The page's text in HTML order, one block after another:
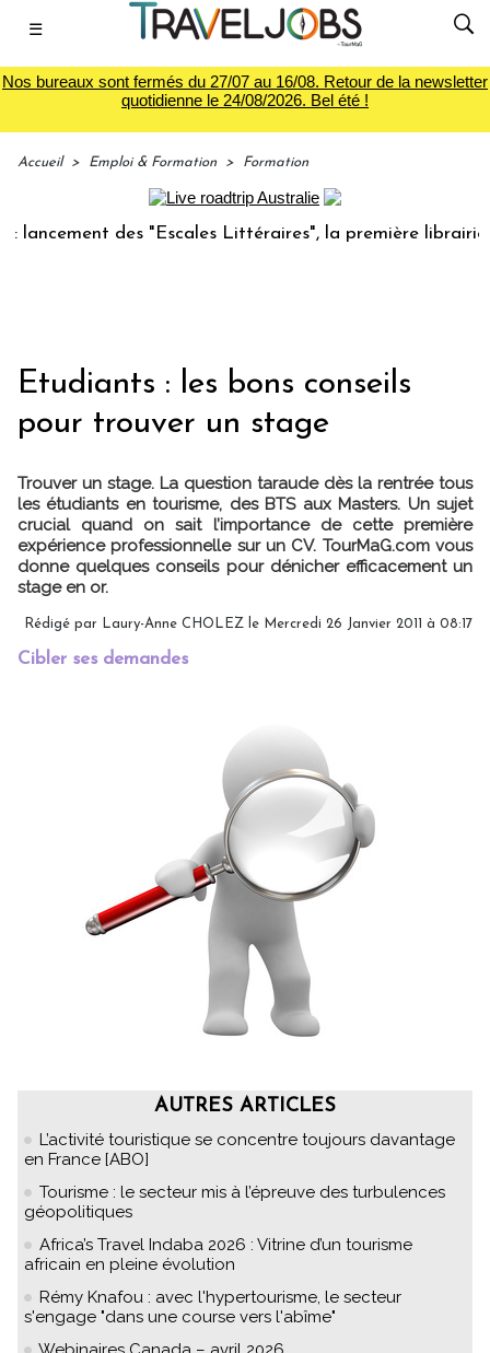
☰
Nos bureaux sont fermés du 27/07 au 16/08. Retour de la newsletter
quotidienne le 24/08/2026. Bel été !
Accueil > Emploi & Formation > Formation
des "Escales Littéraires", la première librairie du
Etudiants : les bons conseils
pour trouver un stage
Trouver un stage. La question taraude dès la rentrée tous
les étudiants en tourisme, des BTS aux Masters. Un sujet
crucial quand on sait l’importance de cette première
expérience professionnelle sur un CV. TourMaG.com vous
donne quelques conseils pour dénicher efficacement un
stage en or.
Rédigé par Laury-Anne CHOLEZ le Mercredi 26 Janvier 2011 à 08:17
Cibler ses demandes
AUTRES ARTICLES
L’activité touristique se concentre toujours davantage
en France [ABO]
Tourisme : le secteur mis à l’épreuve des turbulences
géopolitiques
Africa’s Travel Indaba 2026 : Vitrine d’un tourisme
africain en pleine évolution
Rémy Knafou : avec l'hypertourisme, le secteur
s'engage "dans une course vers l'abîme"